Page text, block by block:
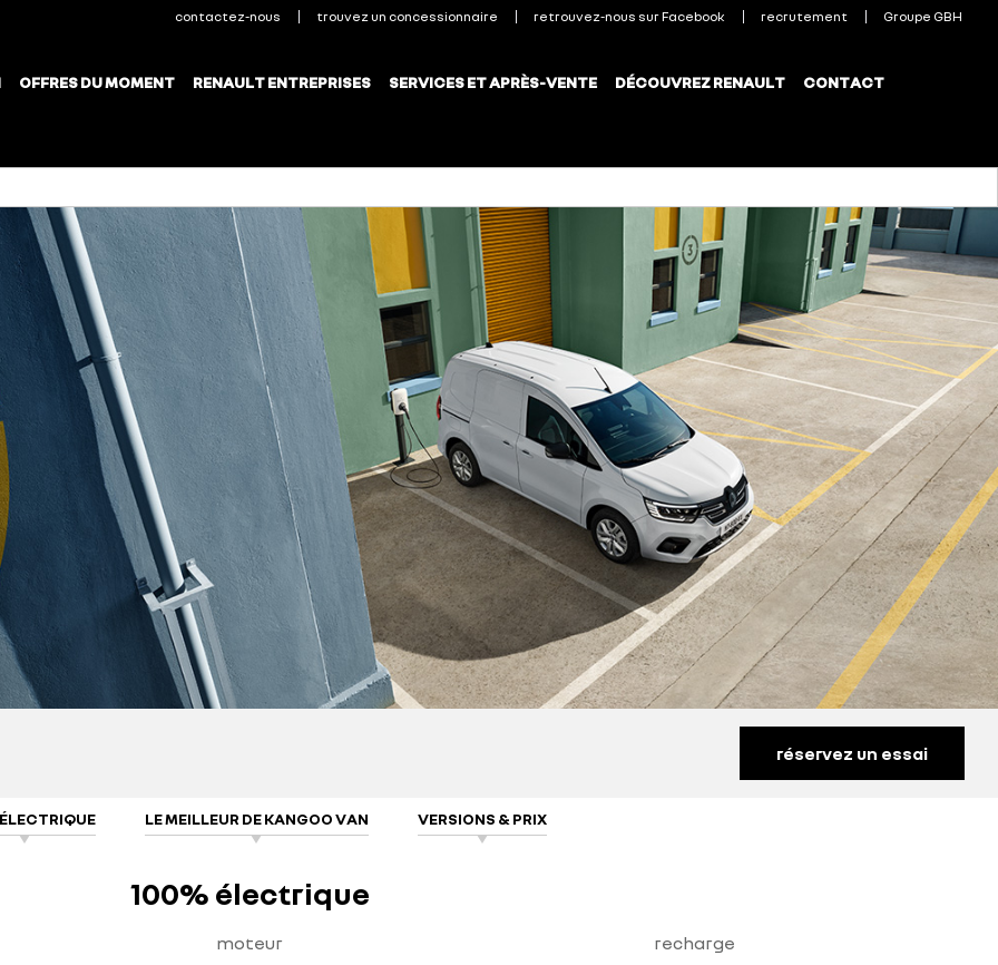
réservez un essai
LE MEILLEUR DE KANGOO VAN VERSIONS & PRIX
100% électrique
moteur recharge